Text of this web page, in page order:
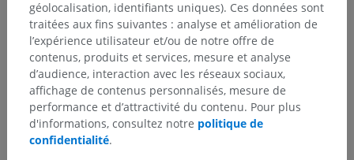
Hiérarchie anatomique
Anatomie humaine 2
Anatomie humaine 1
géolocalisation, identifiants uniques). Ces données sont
traitées aux fins suivantes : analyse et amélioration de
l’expérience utilisateur et/ou de notre offre de
contenus, produits et services, mesure et analyse
d’audience, interaction avec les réseaux sociaux,
affichage de contenus personnalisés, mesure de
performance et d’attractivité du contenu. Pour plus
d'informations, consultez notre politique de
confidentialité.